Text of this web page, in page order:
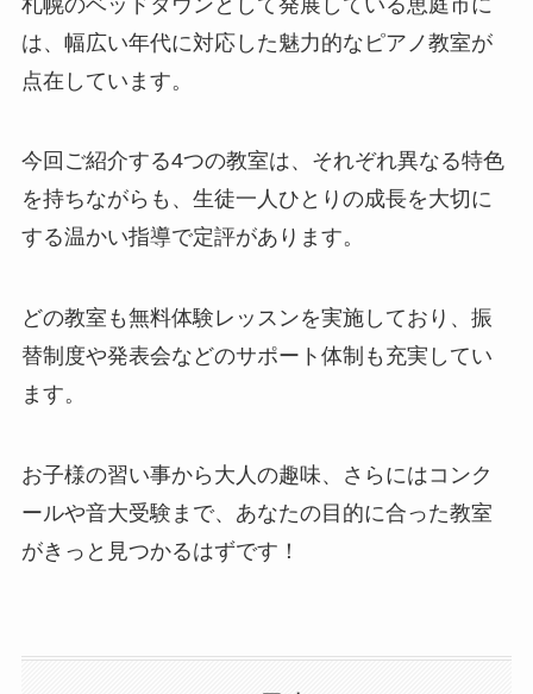
は、幅広い年代に対応した魅力的なピアノ教室が
点在しています。
今回ご紹介する4つの教室は、それぞれ異なる特色
を持ちながらも、生徒一人ひとりの成長を大切に
する温かい指導で定評があります。
どの教室も無料体験レッスンを実施しており、振
替制度や発表会などのサポート体制も充実してい
ます。
お子様の習い事から大人の趣味、さらにはコンク
ールや音大受験まで、あなたの目的に合った教室
がきっと見つかるはずです！